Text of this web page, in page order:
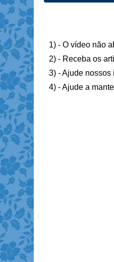
1) - O vídeo não
2) - Receba os
3) - Ajude nossos
4) - Ajude a